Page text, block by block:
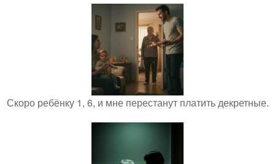
Скоро ребёнку 1, 6, и мне перестанут платить декретные.